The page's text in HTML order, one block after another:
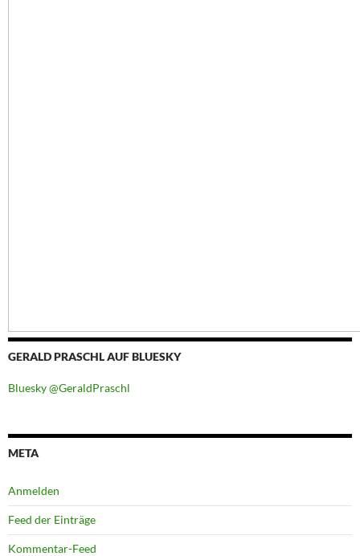
GERALD PRASCHL AUF BLUESKY
Bluesky @GeraldPraschl
META
Anmelden
Feed der Einträge
Kommentar-Feed